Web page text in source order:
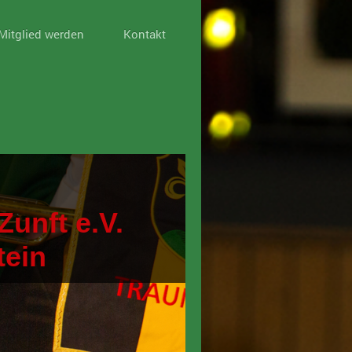
werden Kontakt
e.V.